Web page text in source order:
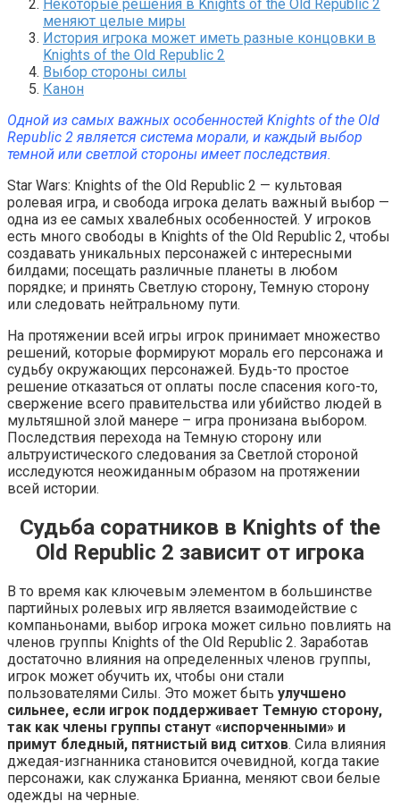
Некоторые решения в Knights of the Old Republic 2
меняют целые миры
История игрока может иметь разные концовки в
Knights of the Old Republic 2
Выбор стороны силы
Канон
Одной из самых важных особенностей Knights of the Old
Republic 2 является система морали, и каждый выбор
темной или светлой стороны имеет последствия.
Star Wars: Knights of the Old Republic 2 — культовая
ролевая игра, и свобода игрока делать важный выбор —
одна из ее самых хвалебных особенностей. У игроков
есть много свободы в Knights of the Old Republic 2, чтобы
создавать уникальных персонажей с интересными
билдами; посещать различные планеты в любом
порядке; и принять Светлую сторону, Темную сторону
или следовать нейтральному пути.
На протяжении всей игры игрок принимает множество
решений, которые формируют мораль его персонажа и
судьбу окружающих персонажей. Будь-то простое
решение отказаться от оплаты после спасения кого-то,
свержение всего правительства или убийство людей в
мультяшной злой манере – игра пронизана выбором.
Последствия перехода на Темную сторону или
альтруистического следования за Светлой стороной
исследуются неожиданным образом на протяжении
всей истории.
Судьба соратников в Knights of the
Old Republic 2 зависит от игрока
В то время как ключевым элементом в большинстве
партийных ролевых игр является взаимодействие с
компаньонами, выбор игрока может сильно повлиять на
членов группы Knights of the Old Republic 2. Заработав
достаточно влияния на определенных членов группы,
игрок может обучить их, чтобы они стали
пользователями Силы. Это может быть улучшено
сильнее, если игрок поддерживает Темную сторону,
так как члены группы станут «испорченными» и
примут бледный, пятнистый вид ситхов. Сила влияния
джедая-изгнанника становится очевидной, когда такие
персонажи, как служанка Брианна, меняют свои белые
одежды на черные.